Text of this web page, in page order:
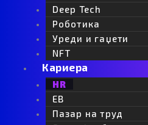
Deep Tech
Роботика
Уреди и гаџети
NFT
Кариера
HR
EB
Пазар на труд